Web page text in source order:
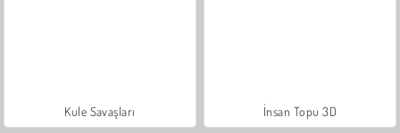
Kule Savaşları İnsan Topu 3D